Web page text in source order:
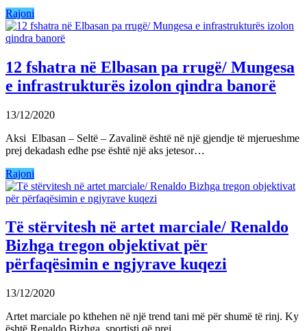
Rajoni
12 fshatra në Elbasan pa rrugë/ Mungesa
e infrastrukturës izolon qindra banorë
13/12/2020
Aksi Elbasan – Seltë – Zavalinë është në një gjendje të mjerueshme
prej dekadash edhe pse është një aks jetesor…
Rajoni
Të stërvitesh në artet marciale/ Renaldo
Bizhga tregon objektivat për
përfaqësimin e ngjyrave kuqezi
13/12/2020
Artet marciale po kthehen në një trend tani më për shumë të rinj. Ky